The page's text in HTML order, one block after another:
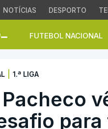
NOTÍCIAS DESPORTO
FUTEBOL NACIONAL
1.ª LIGA